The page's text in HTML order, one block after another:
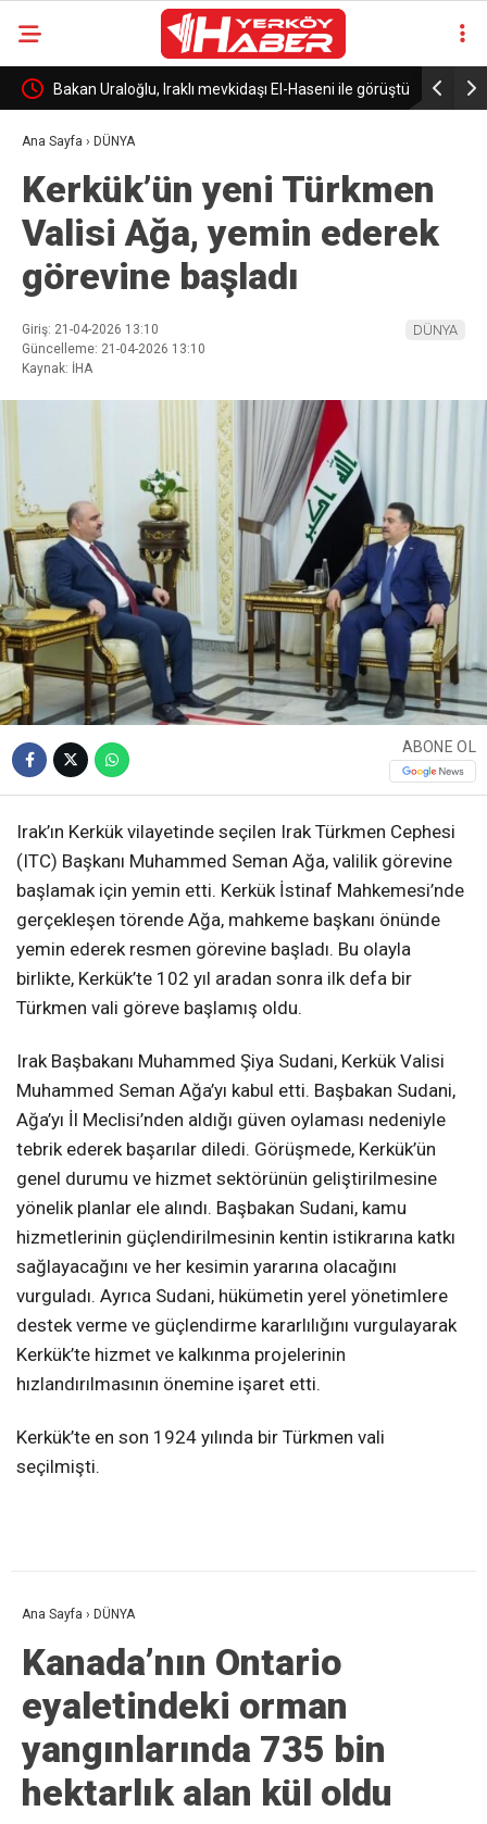
Bakan Uraloğlu, Iraklı mevkidaşı El-Haseni ile görüştü
Ana Sayfa › DÜNYA
Kerkük’ün yeni Türkmen
Valisi Ağa, yemin ederek
görevine başladı
Giriş: 21-04-2026 13:10
Güncelleme: 21-04-2026 13:10
Kaynak: İHA
DÜNYA
ABONE OL
Irak’ın Kerkük vilayetinde seçilen Irak Türkmen Cephesi
(ITC) Başkanı Muhammed Seman Ağa, valilik görevine
başlamak için yemin etti. Kerkük İstinaf Mahkemesi’nde
gerçekleşen törende Ağa, mahkeme başkanı önünde
yemin ederek resmen görevine başladı. Bu olayla
birlikte, Kerkük’te 102 yıl aradan sonra ilk defa bir
Türkmen vali göreve başlamış oldu.
Irak Başbakanı Muhammed Şiya Sudani, Kerkük Valisi
Muhammed Seman Ağa’yı kabul etti. Başbakan Sudani,
Ağa’yı İl Meclisi’nden aldığı güven oylaması nedeniyle
tebrik ederek başarılar diledi. Görüşmede, Kerkük’ün
genel durumu ve hizmet sektörünün geliştirilmesine
yönelik planlar ele alındı. Başbakan Sudani, kamu
hizmetlerinin güçlendirilmesinin kentin istikrarına katkı
sağlayacağını ve her kesimin yararına olacağını
vurguladı. Ayrıca Sudani, hükümetin yerel yönetimlere
destek verme ve güçlendirme kararlılığını vurgulayarak
Kerkük’te hizmet ve kalkınma projelerinin
hızlandırılmasının önemine işaret etti.
Kerkük’te en son 1924 yılında bir Türkmen vali
seçilmişti.
Ana Sayfa › DÜNYA
Kanada’nın Ontario
eyaletindeki orman
yangınlarında 735 bin
hektarlık alan kül oldu